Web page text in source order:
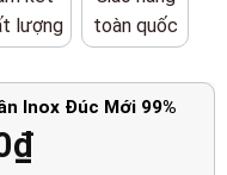
lượng
toàn quốc
Inox Đúc Mới 99%
₫Giá